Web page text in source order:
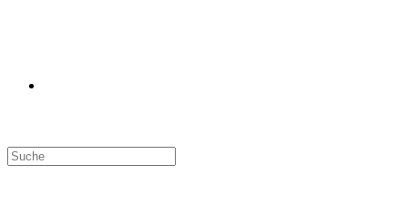
Search
this